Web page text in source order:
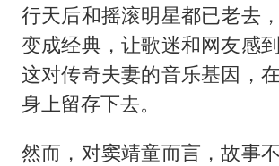
行天后和摇滚明星都已老去
变成经典，让歌迷和网友感
这对传奇夫妻的音乐基因，
身上留存下去。
然而，对窦靖童而言，故事